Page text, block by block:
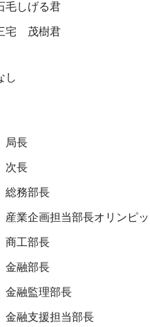
毛しげる君
宅 茂樹君
し
局長
次長
総務部長
産業企画担当部長オリンピ
商工部長
金融部長
金融監理部長
金融支援担当部長